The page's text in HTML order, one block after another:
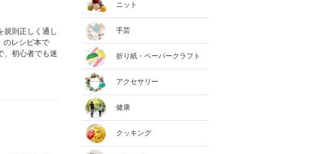
規則正しく通し
のレシピ本で
、初心者でも迷
ニット
手芸
折り紙・ペーパークラフト
アクセサリー
健康
クッキング